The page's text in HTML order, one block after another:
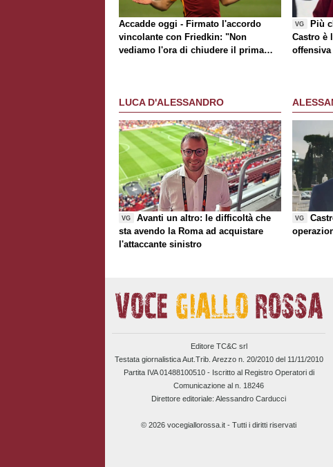
Accadde oggi - Firmato l'accordo
vincolante con Friedkin: "Non
vediamo l'ora di chiudere il prima
VG
Più
Castro è
LUCA D'ALESSANDRO
VG
Avanti un altro: le difficoltà che
sta avendo la Roma ad acquistare
l'attaccante sinistro
VG
Editore TC&C srl
Testata giornalistica Aut.Trib. Arezzo n. 20/2010 del 11/11/2010
Partita IVA 01488100510 - Iscritto al Registro Operatori di
Comunicazione al n. 18246
Direttore editoriale: Alessandro Carducci
© 2026 vocegiallorossa.it - Tutti i diritti riservati